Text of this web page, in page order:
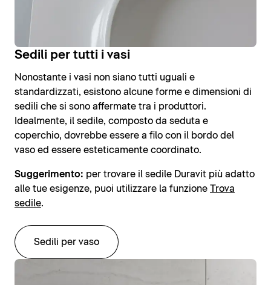
Sedili per tutti i vasi
Nonostante i vasi non siano tutti uguali e
standardizzati, esistono alcune forme e dimensioni di
sedili che si sono affermate tra i produttori.
Idealmente, il sedile, composto da seduta e
coperchio, dovrebbe essere a filo con il bordo del
vaso ed essere esteticamente coordinato.
Suggerimento: per trovare il sedile Duravit più adatto
alle tue esigenze, puoi utilizzare la funzione Trova
sedile.
Sedili per vaso